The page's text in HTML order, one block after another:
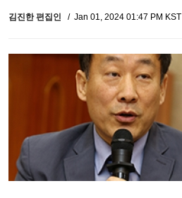
김진한 편집인 Jan 01, 2024 01:47 PM KST